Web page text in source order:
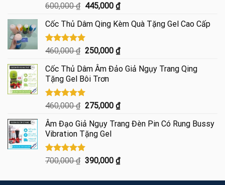
Được xếp
4.85
5 sao
600,000₫ Giá
là:
600,000 ₫.
445,000 ₫Giá
tại
445,000 ₫.
Cốc Thủ Dâm Qing Kèm Quà Tặng Gel Cao Cấp
Được xếp
5.00
5 sao
460,000₫ Giá
là:
460,000 ₫.
250,000 ₫Giá
tại
Cốc Thủ Dâm Âm Đảo Giả Ngụy Trang Qing
Tặng Gel Bôi Trơn
Được xếp
5.00
5 sao
460,000₫ Giá
là:
460,000 ₫.
275,000 ₫Giá
tại
Âm Đạo Giả Ngụy Trang Đèn Pin Có Rung Bussy
Vibration Tặng Gel
Được xếp
5.00
700,000₫ Giá
là:
390,000 ₫Giá
tại